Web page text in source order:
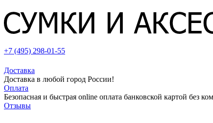
+7 (495) 298-01-55
Доставка
Доставка в любой город России!
Оплата
Безопасная и быстрая online оплата банковской картой без
Отзывы